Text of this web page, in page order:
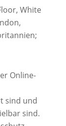
White
Online-
sind und
sind.